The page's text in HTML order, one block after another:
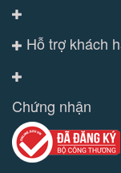
Hỗ trợ khách
Chứng nhận